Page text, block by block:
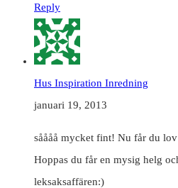
Reply
Hus Inspiration Inredning
januari 19, 2013
såååå mycket fint! Nu får du
Hoppas du får en mysig helg
leksaksaffären:)